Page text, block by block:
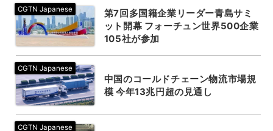
第7回多国籍企業リーダー青島サミ
ット開幕 フォーチュン世界500企業
105社が参加
中国のコールドチェーン物流市場規
模 今年13兆円超の見通し